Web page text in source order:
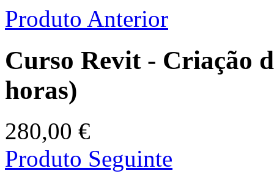
Produto Anterior
Curso Revit - Criação
horas)
280,00 €
Produto Seguinte